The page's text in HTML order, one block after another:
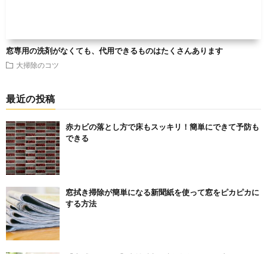
窓専用の洗剤がなくても、代用できるものはたくさんあります
大掃除のコツ
最近の投稿
赤カビの落とし方で床もスッキリ！簡単にできて予防も
できる
窓拭き掃除が簡単になる新聞紙を使って窓をピカピカに
する方法